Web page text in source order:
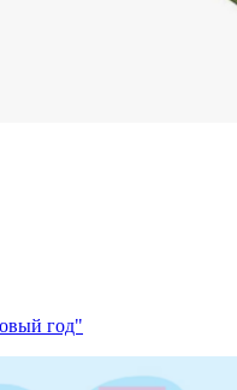
год"